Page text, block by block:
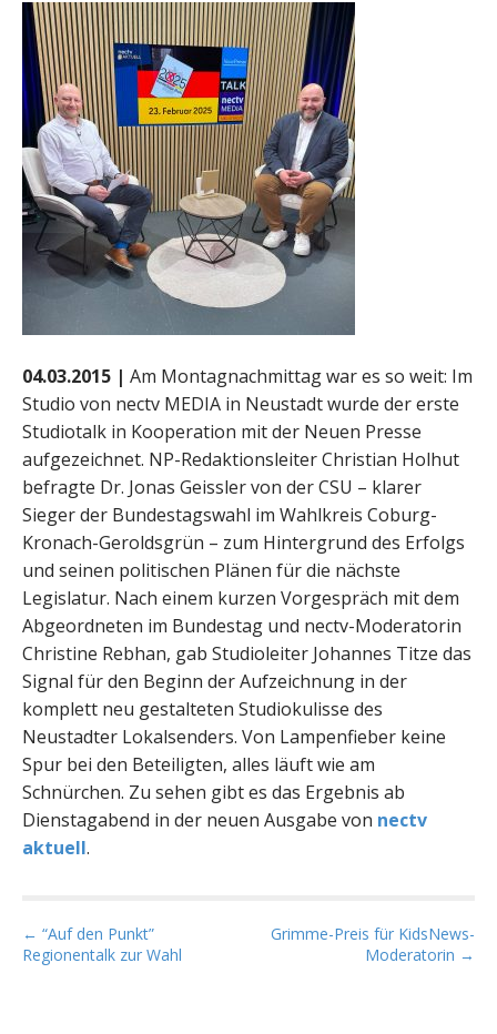
04.03.2015 | Am Montagnachmittag war es so weit: Im
Studio von nectv MEDIA in Neustadt wurde der erste
Studiotalk in Kooperation mit der Neuen Presse
aufgezeichnet. NP-Redaktionsleiter Christian Holhut
befragte Dr. Jonas Geissler von der CSU – klarer
Sieger der Bundestagswahl im Wahlkreis Coburg-
Kronach-Geroldsgrün – zum Hintergrund des Erfolgs
und seinen politischen Plänen für die nächste
Legislatur. Nach einem kurzen Vorgespräch mit dem
Abgeordneten im Bundestag und nectv-Moderatorin
Christine Rebhan, gab Studioleiter Johannes Titze das
Signal für den Beginn der Aufzeichnung in der
komplett neu gestalteten Studiokulisse des
Neustadter Lokalsenders. Von Lampenfieber keine
Spur bei den Beteiligten, alles läuft wie am
Schnürchen. Zu sehen gibt es das Ergebnis ab
Dienstagabend in der neuen Ausgabe von nectv
aktuell.
P
o
← “Auf den Punkt”
Regionentalk zur Wahl
Grimme-Preis für KidsNews-
Moderatorin →